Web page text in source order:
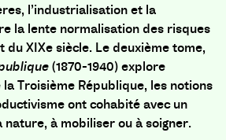
l’industrialisation et la
la lente normalisation des risques
XIXe siècle. Le deuxième tome,
(1870-1940) explore
Troisième République, les notions
ont cohabité avec un
à mobiliser ou à soigner.